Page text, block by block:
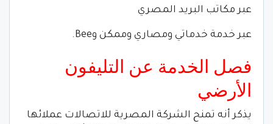
عبر مكاتب البريد المصري
عبر خدمة خدماتي ومصاري وممكن وBee.
فصل الخدمة عن التليفون
الأرضي
يذكر أنه تمنح الشركة المصرية للاتصالات عملائها